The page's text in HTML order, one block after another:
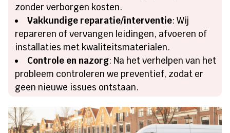
zonder verborgen kosten.​
Vakkundige reparatie/interventie: Wij
repareren of vervangen leidingen, afvoeren of
installaties met kwaliteitsmaterialen.​
Controle en nazorg: Na het verhelpen van het
probleem controleren we preventief, zodat er
geen nieuwe issues ontstaan.​